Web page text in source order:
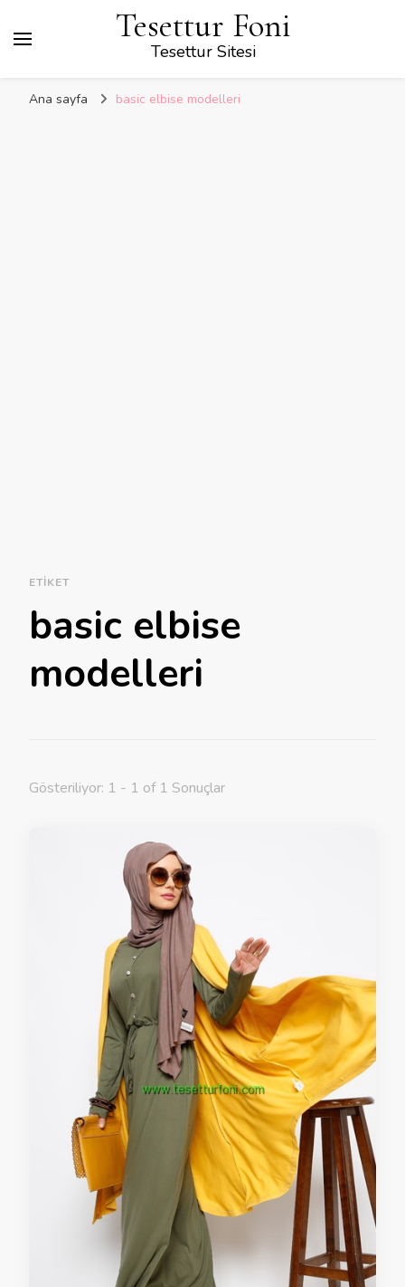
Tesettur Foni
Tesettur Sitesi
Ana sayfa basic elbise modelleri
ETIKET
basic elbise
modelleri
Gösteriliyor: 1 - 1 of 1 Sonuçlar